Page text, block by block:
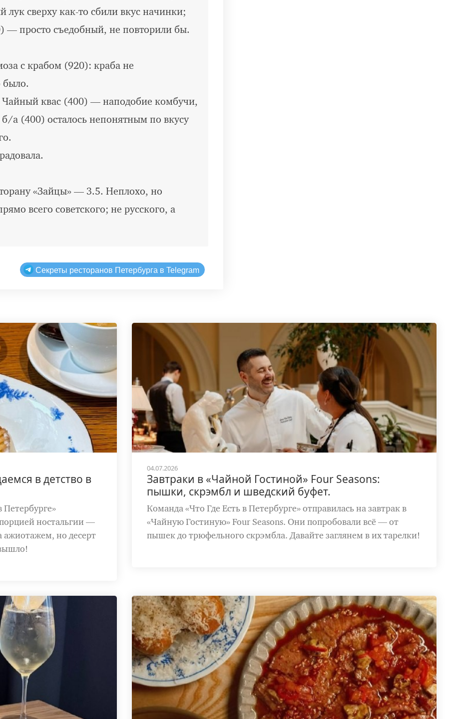
сверху как-то сбили вкус начинки;
— просто съедобный, не повторили бы.
с крабом (920): краба не
было.
квас (400) — наподобие комбучи,
б/а (400) осталось непонятным по вкусу
«Зайцы» — 3.5. Неплохо, но
всего советского; не русского, а
Секреты ресторанов Петербурга в Telegram
в детство в
ностальгии —
ажиотажем, но десерт
04.07.2026
Завтраки в «Чайной Гостиной» Four Seasons:
пышки, скрэмбл и шведский буфет.
Команда «Что Где Есть в Петербурге» отправилась на завтрак в
«Чайную Гостиную» Four Seasons. Они попробовали всё — от
пышек до трюфельного скрэмбла. Давайте заглянем в их тарелки!